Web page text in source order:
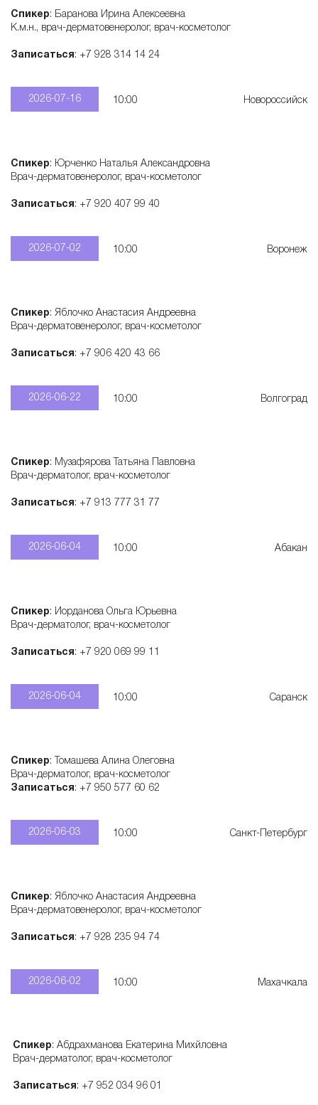
о
с
м
т
о
г
ч
е
с
к
х
п
р
п
р
а
т
о
Спикер: Баранова Ирина Алексеевна
К.м.н., врач-дерматовенеролог, врач-косметолог
Записаться: +7 928 314 14 24
2026-07-16 10:00 Новороссийск
Спикер: Юрченко Наталья Александровна
Врач-дерматовенеролог, врач-косметолог
Записаться: +7 920 407 99 40
2026-07-02 10:00 Воронеж
Спикер: Яблочко Анастасия Андреевна
Врач-дерматовенеролог, врач-косметолог
Записаться: +7 906 420 43 66
2026-06-22 10:00 Волгоград
Спикер: Музафярова Татьяна Павловна
Врач-дерматолог, врач-косметолог
Записаться: +7 913 777 31 77
2026-06-04 10:00 Абакан
Спикер: Иорданова Ольга Юрьевна
Врач-дерматолог, врач-косметолог
Записаться: +7 920 069 99 11
2026-06-04 10:00 Саранск
Спикер: Томашева Алина Олеговна
Врач-дерматолог, врач-косметолог
Записаться: +7 950 577 60 62
2026-06-03 10:00 Санкт-Петербург
Спикер: Яблочко Анастасия Андреевна
Врач-дерматовенеролог, врач-косметолог
Записаться: +7 928 235 94 74
2026-06-02 10:00 Махачкала
Спикер: Абдрахманова Екатерина Михйловна
Врач-дерматолог, врач-косметолог
Записаться: +7 952 034 96 01